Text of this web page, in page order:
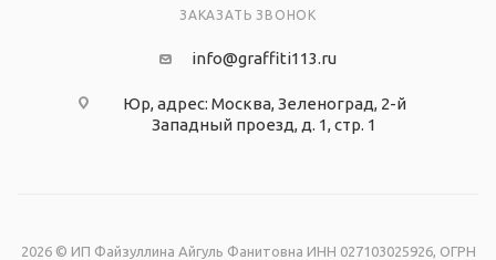
ЗАКАЗАТЬ ЗВОНОК
info@graffiti113.ru
Юр, адрес: Москва, Зеленоград, 2-й
Западный проезд, д. 1, стр. 1
2026 © ИП Файзуллина Айгуль Фанитовна ИНН 027103025926, ОГРН